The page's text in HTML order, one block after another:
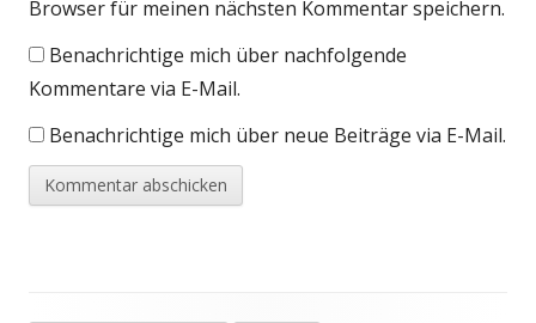
Browser für meinen nächsten Kommentar speichern.
Benachrichtige mich über nachfolgende
Kommentare via E-Mail.
Benachrichtige mich über neue Beiträge via E-Mail.